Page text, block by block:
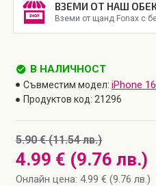
ВЗЕМИ ОТ НАШ
Вземи от щанд Fonax с
4.99 € (9.76 лв.)
5.90 € (11.54 лв.)
Онлайн цена: 4.99 € (9.76 лв.)
В НАЛИЧНОСТ
Съвместим модел: iPhone
Продуктов код: 21296